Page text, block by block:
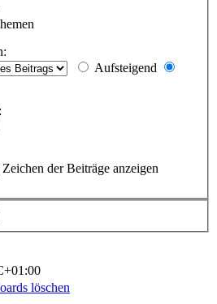
Aufsteigend
Zeichen der Beiträge anzeigen
löschen